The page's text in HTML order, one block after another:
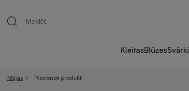
KleitasBlūzesSvārki
Mājas Nocenoti produkti